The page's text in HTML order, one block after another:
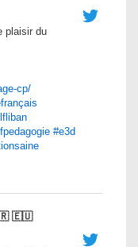
plaisir du
cp/
#e3d
🇪🇺